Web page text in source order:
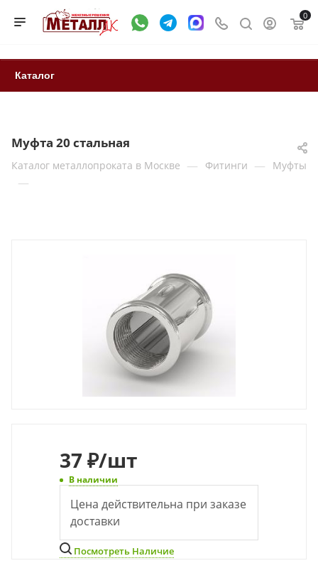
0
Каталог
Муфта 20 стальная
Каталог металлопроката в Москве — Фитинги — Муфты
—
37 ₽/шт
В наличии
Цена действительна при заказе
доставки
Посмотреть Наличие